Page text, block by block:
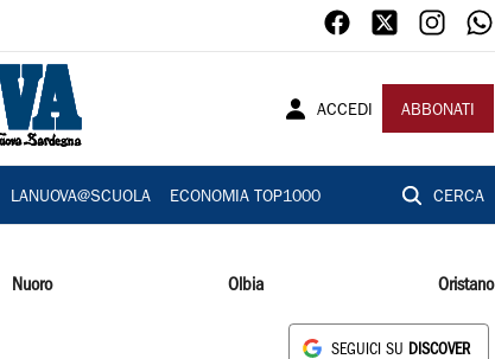
ACCEDI ABBONATI
LANUOVA@SCUOLA ECONOMIA TOP1000 CERCA
Nuoro Olbia Oristano
SEGUICI SU DISCOVER